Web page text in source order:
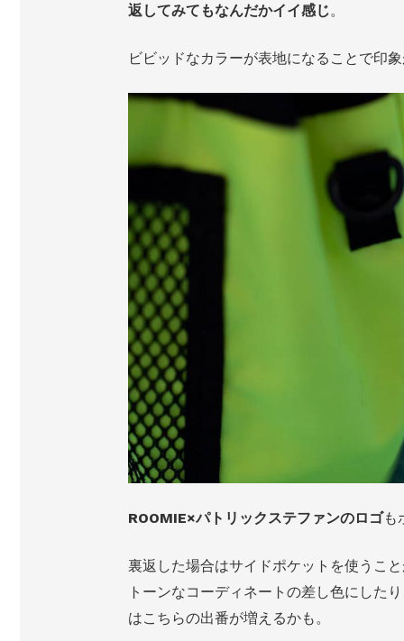
返してみてもなんだかイイ感じ。
ビビッドなカラーが表地になることで印
ROOMIE×パトリックステファンのロゴも
裏返した場合はサイドポケットを使うこ
トーンなコーディネートの差し色にした
はこちらの出番が増えるかも。